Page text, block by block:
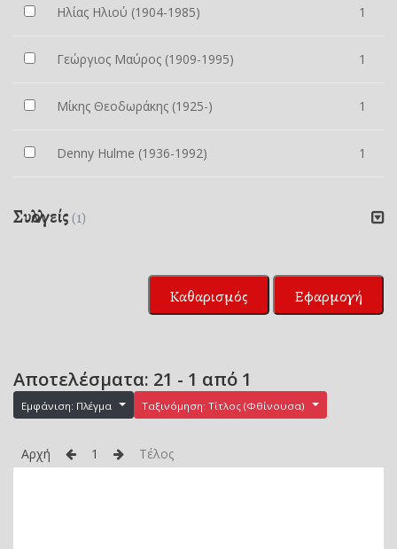
Ηλίας Ηλιού (1904-1985) 1
Γεώργιος Μαύρος (1909-1995) 1
Μίκης Θεοδωράκης (1925-) 1
Denny Hulme (1936-1992) 1
Συλλογείς (1)
Καθαρισμός Εφαρμογή
Αποτελέσματα: 21 - 1 από 1
Εμφάνιση: Πλέγμα Ταξινόμηση: Τίτλος (Φθίνουσα)
Αρχή 1 Τέλος